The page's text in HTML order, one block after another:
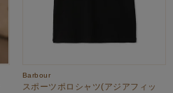
Barbour
スポーツポロシャツ(アジアフィッ